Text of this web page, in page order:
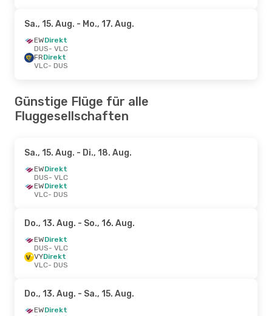
Sa., 15. Aug. - Mo., 17. Aug.
EWDirekt
DUS- VLC
FRDirekt
VLC- DUS
Günstige Flüge für alle
Fluggesellschaften
Sa., 15. Aug. - Di., 18. Aug.
EWDirekt
DUS- VLC
EWDirekt
VLC- DUS
Do., 13. Aug. - So., 16. Aug.
EWDirekt
DUS- VLC
VYDirekt
VLC- DUS
Do., 13. Aug. - Sa., 15. Aug.
EWDirekt